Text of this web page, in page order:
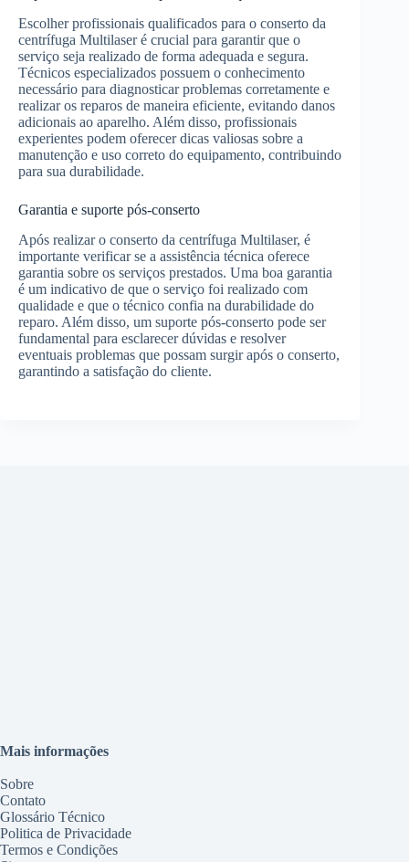
Escolher profissionais qualificados para o conserto da
centrífuga Multilaser é crucial para garantir que o
serviço seja realizado de forma adequada e segura.
Técnicos especializados possuem o conhecimento
necessário para diagnosticar problemas corretamente e
realizar os reparos de maneira eficiente, evitando danos
adicionais ao aparelho. Além disso, profissionais
experientes podem oferecer dicas valiosas sobre a
manutenção e uso correto do equipamento, contribuindo
para sua durabilidade.
Garantia e suporte pós-conserto
Após realizar o conserto da centrífuga Multilaser, é
importante verificar se a assistência técnica oferece
garantia sobre os serviços prestados. Uma boa garantia
é um indicativo de que o serviço foi realizado com
qualidade e que o técnico confia na durabilidade do
reparo. Além disso, um suporte pós-conserto pode ser
fundamental para esclarecer dúvidas e resolver
eventuais problemas que possam surgir após o conserto,
garantindo a satisfação do cliente.
Mais informações
Sobre
Contato
Glossário Técnico
Politica de Privacidade
Termos e Condições